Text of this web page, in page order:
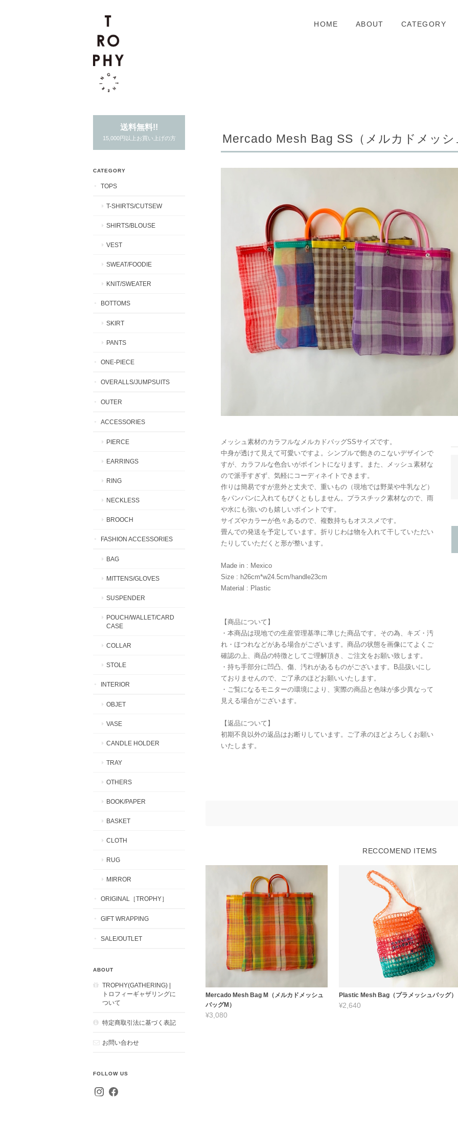
HOME ABOUT CATEGORY
Mercado Mesh Bag SS（メルカドメッ
メッシュ素材のカラフルなメルカドバッグSSサイズです。
中身が透けて見えて可愛いですよ。シンプルで飽きのこないデザインで
すが、カラフルな色合いがポイントになります。また、メッシュ素材な
ので派手すぎず、気軽にコーディネイトできます。
作りは簡易ですが意外と丈夫で、重いもの（現地では野菜や牛乳など）
をパンパンに入れてもびくともしません。プラスチック素材なので、雨
や水にも強いのも嬉しいポイントです。
サイズやカラーが色々あるので、複数持ちもオススメです。
畳んでの発送を予定しています。折りじわは物を入れて干していただい
たりしていただくと形が整います。
Made in : Mexico
Size : h26cm*w24.5cm/handle23cm
Material : Plastic
【商品について】
・本商品は現地での生産管理基準に準じた商品です。その為、キズ・汚
れ・ほつれなどがある場合がございます。商品の状態を画像にてよくご
確認の上、商品の特徴としてご理解頂き、ご注文をお願い致します。
・持ち手部分に凹凸、傷、汚れがあるものがございます。B品扱いにし
ておりませんので、ご了承のほどお願いいたします。
・ご覧になるモニターの環境により、実際の商品と色味が多少異なって
見える場合がございます。
【返品について】
初期不良以外の返品はお断りしています。ご了承のほどよろしくお願い
いたします。
RECCOMEND ITEMS
Mercado Mesh Bag M（メルカドメッシュ
バッグM）
¥3,080
Plastic Mesh Bag（プラメッシュバッグ）
¥2,640
送料無料!!
15,000円以上お買い上げの方
CATEGORY
TOPS
T-SHIRTS/CUTSEW
SHIRTS/BLOUSE
VEST
SWEAT/FOODIE
KNIT/SWEATER
BOTTOMS
SKIRT
PANTS
ONE-PIECE
OVERALLS/JUMPSUITS
OUTER
ACCESSORIES
PIERCE
EARRINGS
RING
NECKLESS
BROOCH
FASHION ACCESSORIES
BAG
MITTENS/GLOVES
SUSPENDER
POUCH/WALLET/CARD
CASE
COLLAR
STOLE
INTERIOR
OBJET
VASE
CANDLE HOLDER
TRAY
OTHERS
BOOK/PAPER
BASKET
CLOTH
RUG
MIRROR
ORIGINAL［TROPHY］
GIFT WRAPPING
SALE/OUTLET
ABOUT
TROPHY(GATHERING) |
トロフィーギャザリングに
ついて
特定商取引法に基づく表記
お問い合わせ
FOLLOW US